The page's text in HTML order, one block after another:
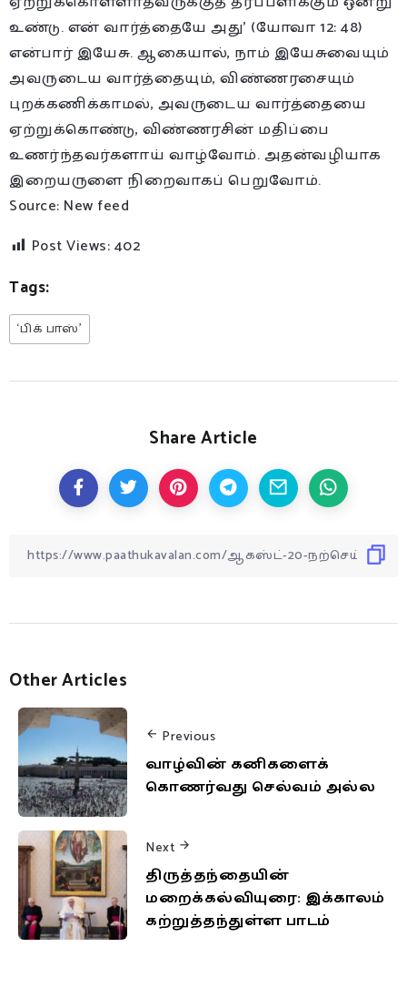
உண்டு. என் வார்த்தையே அது’ (யோவா 12: 48)
என்பார் இயேசு. ஆகையால், நாம் இயேசுவையும்
அவருடைய வார்த்தையும், விண்ணரசையும்
புறக்கணிக்காமல், அவருடைய வார்த்தையை
ஏற்றுக்கொண்டு, விண்ணரசின் மதிப்பை
உணர்ந்தவர்களாய் வாழ்வோம். அதன்வழியாக
இறையருளை நிறைவாகப் பெறுவோம்.
Source: New feed
Post Views:402
Tags:
‘பிக் பாஸ்’
Share Article
Other Articles
Previous
வாழ்வின் கனிகளைக்
கொணர்வது செல்வம் அல்ல
Next
திருத்தந்தையின்
மறைக்கல்வியுரை: இக்காலம்
கற்றுத்தந்துள்ள பாடம்